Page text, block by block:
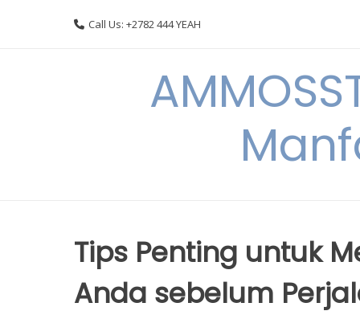
Call Us: +2782 444 YEAH
Tips Penting untuk
Anda sebelum